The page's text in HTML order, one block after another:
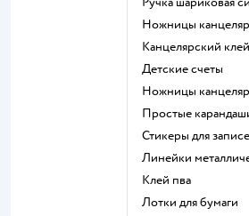
Ножницы
Канцелярский клей
Детские счеты
Ножницы
Простые
Стикеры для
Линейки
Клей пва
Лотки для бумаги